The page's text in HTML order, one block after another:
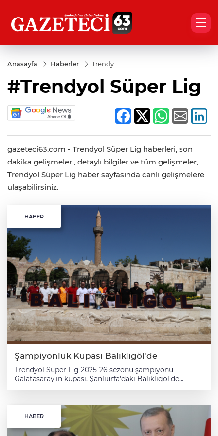
Anasayfa Haberler
Trendyol
Lig
#Trendyol Süper Lig
gazeteci63.com - Trendyol Süper Lig haberleri, son
dakika gelişmeleri, detaylı bilgiler ve tüm gelişmeler,
Trendyol Süper Lig haber sayfasında canlı gelişmelere
ulaşabilirsiniz.
HABER
Şampiyonluk Kupası Balıklıgöl'de
Trendyol Süper Lig 2025-26 sezonu şampiyonu
Galatasaray'ın kupası, Şanlıurfa'daki Balıklıgöl'de
çekimleri renkli görüntülere sahne oldu.
HABER